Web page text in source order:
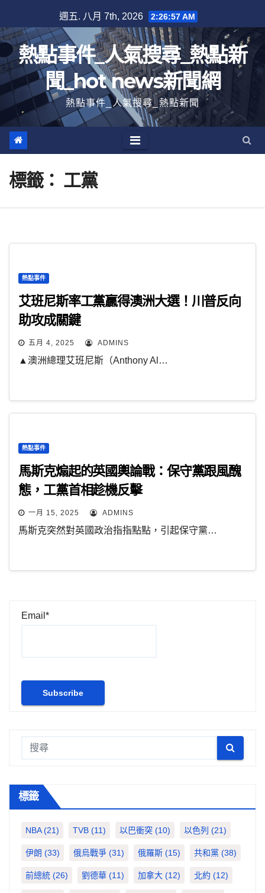
至
內
容
週五. 八月 7th, 2026 2:26:58 AM
熱點事件_人氣搜尋_熱點新
聞_hot news新聞網
熱點事件_人氣搜尋_熱點新聞
標籤： 工黨
熱點事件
艾班尼斯率工黨贏得澳洲大選！川普反向
助攻成關鍵
五月 4, 2025 ADMINS
▲澳洲總理艾班尼斯（Anthony Al…
熱點事件
馬斯克煽起的英國輿論戰：保守黨跟風醜
態，工黨首相趁機反擊
一月 15, 2025 ADMINS
馬斯克突然對英國政治指指點點，引起保守黨…
Email*
標籤
NBA(21) TVB (11) 以巴衝突 (10) 以色列 (21)
伊朗 (33) 俄烏戰爭 (31) 俄羅斯 (15) 共和黨 (38)
前總統 (26) 劉德華 (11) 加拿大 (12) 北約 (12)